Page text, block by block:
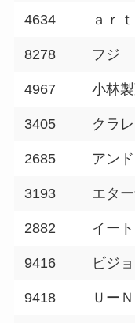
4634 ａｒ
8278 フジ
4967 小林
3405 クラレ
2685 アン
3193 エタ
2882 イー
9416 ビジ
9418 Ｕー